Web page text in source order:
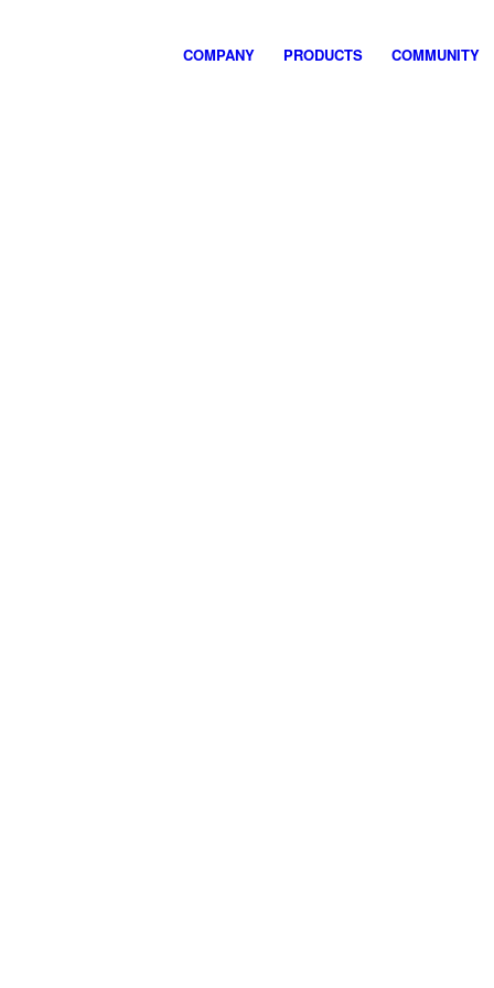
COMPANY PRODUCTS COMMUNITY